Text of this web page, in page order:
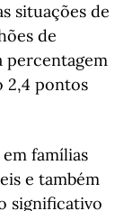
situações de
de
percentagem
2,4 pontos
famílias
e também
significativo